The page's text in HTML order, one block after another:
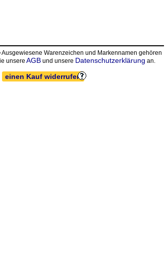
Warenzeichen und Markennamen gehören
unsere AGBund unsere Datenschutzerklärung an.
einen Kauf widerrufen